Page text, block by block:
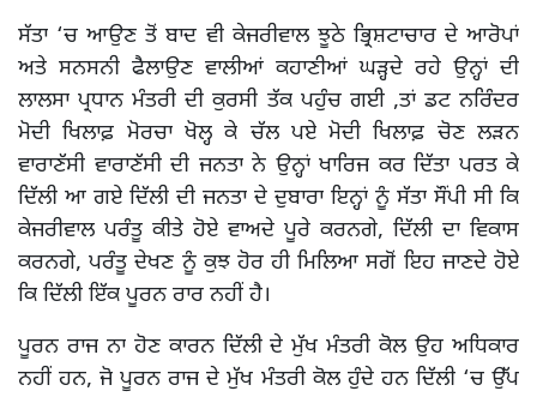
ਸੱਤਾ ‘ਚ ਆਉਣ ਤੋਂ ਬਾਦ ਵੀ ਕੇਜਰੀਵਾਲ ਝੂਠੇ ਭ੍ਰਿਸ਼ਟਾਚਾਰ ਦੇ ਆਰੋਪਾਂ
ਅਤੇ ਸਨਸਨੀ ਫੈਲਾਉਣ ਵਾਲੀਆਂ ਕਹਾਣੀਆਂ ਘੜ੍ਹਦੇ ਰਹੇ ਉਨ੍ਹਾਂ ਦੀ
ਲਾਲਸਾ ਪ੍ਰਧਾਨ ਮੰਤਰੀ ਦੀ ਕੁਰਸੀ ਤੱਕ ਪਹੁੰਚ ਗਈ ,ਤਾਂ ਡਟ ਨਰਿੰਦਰ
ਮੋਦੀ ਖਿਲਾਫ਼ ਮੋਰਚਾ ਖੋਲ੍ਹ ਕੇ ਚੱਲ ਪਏ ਮੋਦੀ ਖਿਲਾਫ਼ ਚੋਣ ਲੜਨ
ਵਾਰਾਣੱਸੀ ਵਾਰਾਣੱਸੀ ਦੀ ਜਨਤਾ ਨੇ ਉਨ੍ਹਾਂ ਖਾਰਿਜ ਕਰ ਦਿੱਤਾ ਪਰਤ ਕੇ
ਦਿੱਲੀ ਆ ਗਏ ਦਿੱਲੀ ਦੀ ਜਨਤਾ ਦੇ ਦੁਬਾਰਾ ਇਨ੍ਹਾਂ ਨੂੰ ਸੱਤਾ ਸੌਂਪੀ ਸੀ ਕਿ
ਕੇਜਰੀਵਾਲ ਪਰੰਤੂ ਕੀਤੇ ਹੋਏ ਵਾਅਦੇ ਪੂਰੇ ਕਰਨਗੇ, ਦਿੱਲੀ ਦਾ ਵਿਕਾਸ
ਕਰਨਗੇ, ਪਰੰਤੂ ਦੇਖਣ ਨੂੰ ਕੁਝ ਹੋਰ ਹੀ ਮਿਲਿਆ ਸਗੋਂ ਇਹ ਜਾਣਦੇ ਹੋਏ
ਕਿ ਦਿੱਲੀ ਇੱਕ ਪੂਰਨ ਰਾਰ ਨਹੀਂ ਹੈ।
ਪੂਰਨ ਰਾਜ ਨਾ ਹੋਣ ਕਾਰਨ ਦਿੱਲੀ ਦੇ ਮੁੱਖ ਮੰਤਰੀ ਕੋਲ ਉਹ ਅਧਿਕਾਰ
ਨਹੀਂ ਹਨ, ਜੋ ਪੂਰਨ ਰਾਜ ਦੇ ਮੁੱਖ ਮੰਤਰੀ ਕੋਲ ਹੁੰਦੇ ਹਨ ਦਿੱਲੀ ‘ਚ ਉੱਪ